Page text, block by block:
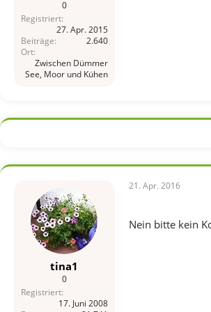
0
Registriert
27. Apr. 2015
Beiträge
2.640
Ort
Zwischen Dümmer
See, Moor und Kühen
tina1
0
Registriert
17. Juni 2008
21. Apr. 2016
Nein bitte kein